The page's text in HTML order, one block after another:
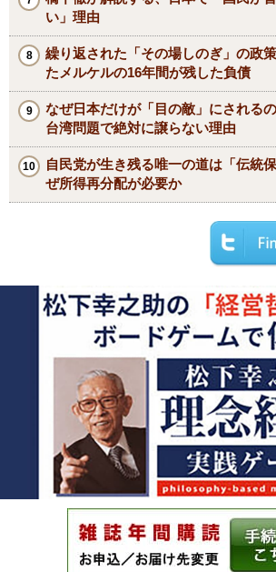
い」理由
繰り返された「その場しのぎ」の政
たメルケルの16年間が残した負債
なぜ日本だけが「目の敵」にされる
台湾問題で絶対に譲らない理由
自民党が生き残る唯一の道は「伝統
ぜ所得再分配が必要か